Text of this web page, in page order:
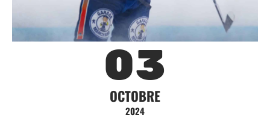
03
OCTOBRE
2024